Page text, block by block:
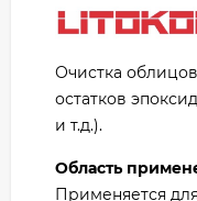
Очистка
остатков
и т.д.).
Область
Применяется